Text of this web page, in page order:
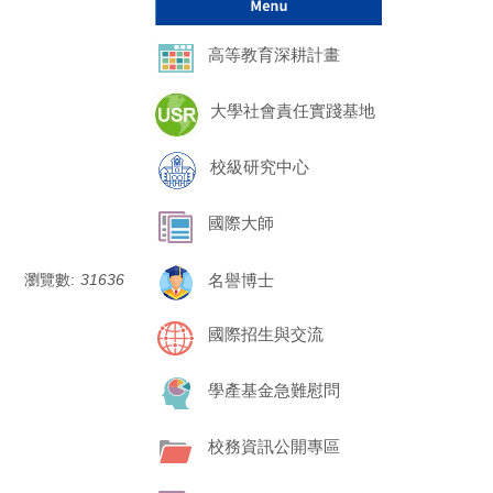
瀏覽數: 31636
高等教育深耕計畫
大學社會責任實踐基地
校級研究中心
國際大師
名譽博士
國際招生與交流
學產基金急難慰問
校務資訊公開專區